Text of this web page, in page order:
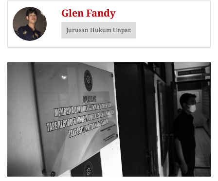
Glen Fandy
Jurusan Hukum Unpar.